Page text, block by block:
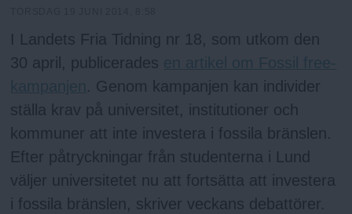
I Landets Fria Tidning nr 18, som utkom den
30 april, publicerades en artikel om Fossil free-
kampanjen. Genom kampanjen kan individer
ställa krav på universitet, institutioner och
kommuner att inte investera i fossila bränslen.
Efter påtryckningar från studenterna i Lund
väljer universitetet nu att fortsätta att investera
i fossila bränslen, skriver veckans debattörer.